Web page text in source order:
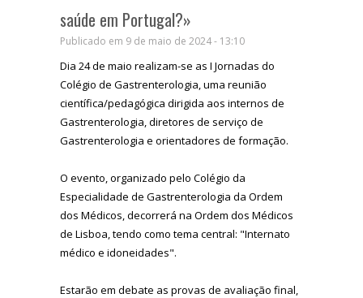
saúde em Portugal?»
Publicado em 9 de maio de 2024 - 13:10
Dia 24 de maio realizam-se as I Jornadas do
Colégio de Gastrenterologia, uma reunião
científica/pedagógica dirigida aos internos de
Gastrenterologia, diretores de serviço de
Gastrenterologia e orientadores de formação.
O evento, organizado pelo Colégio da
Especialidade de Gastrenterologia da Ordem
dos Médicos, decorrerá na Ordem dos Médicos
de Lisboa, tendo como tema central: "Internato
médico e idoneidades".
Estarão em debate as provas de avaliação final,